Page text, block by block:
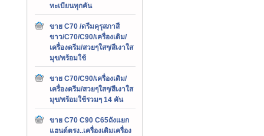
ทะเบียนทุกคัน
ขาย C70 /ดรีมคุรุสภาสี
ขาว/C70/C90/เครื่องเดิม/
เครื่องดรีม/สวยๆใสๆ/สีเงาใส
มุข/พร้อมใช้
ขาย C70/C90/เครื่องเดิม/
เครื่องดรีม/สวยๆใสๆ/สีเงาใส
มุข/พร้อมใช้รวมๆ 14 คัน
ขาย C70 C90 C65ถังแยก
แฮนด์ตรง..เครื่องเดิมเครื่อง